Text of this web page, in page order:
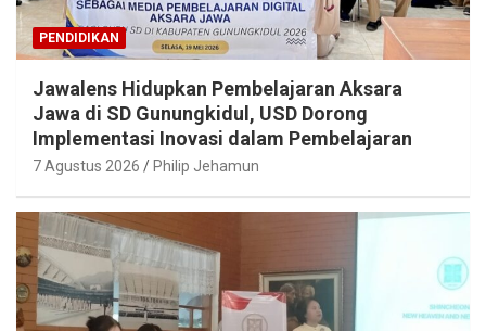
PENDIDIKAN
Jawalens Hidupkan Pembelajaran Aksara
Jawa di SD Gunungkidul, USD Dorong
Implementasi Inovasi dalam Pembelajaran
7 Agustus 2026 Philip Jehamun